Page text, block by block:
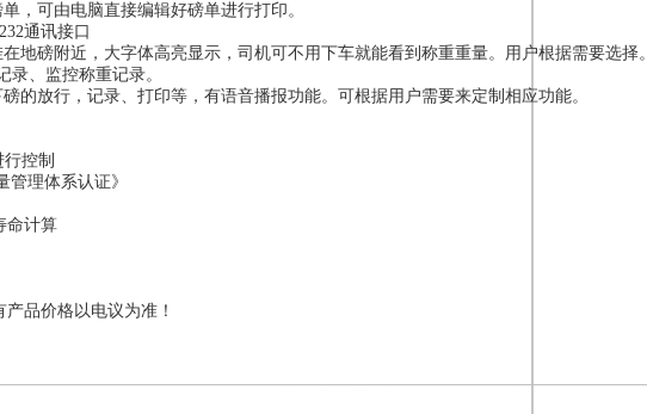
，可由电脑直接编辑好磅单进行打印。
通讯接口
地磅附近，大字体高亮显示，司机可不用下车就能看到称重重量。用户根据需要选择。
、监控称重记录。
的放行，记录、打印等，有语音播报功能。可根据用户需要来定制相应功能。
控制
管理体系认证》
命计算
品价格以电议为准！